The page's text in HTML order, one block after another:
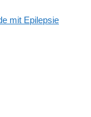
mit Epilepsie